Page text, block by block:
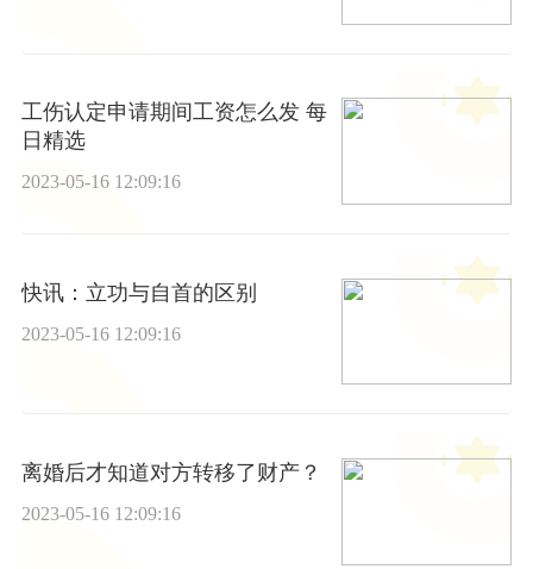
工伤认定申请期间工资怎么发 每
日精选
2023-05-16 12:09:16
快讯：立功与自首的区别
2023-05-16 12:09:16
离婚后才知道对方转移了财产？
2023-05-16 12:09:16